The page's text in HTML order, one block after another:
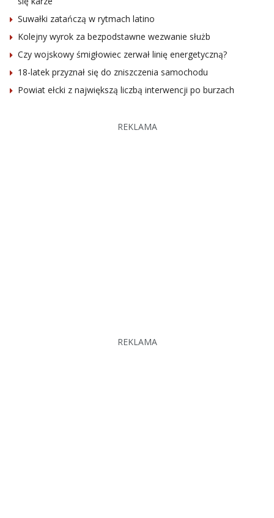
Suwałki zatańczą w rytmach latino
Kolejny wyrok za bezpodstawne wezwanie służb
Czy wojskowy śmigłowiec zerwał linię energetyczną?
18-latek przyznał się do zniszczenia samochodu
Powiat ełcki z największą liczbą interwencji po burzach
REKLAMA
REKLAMA